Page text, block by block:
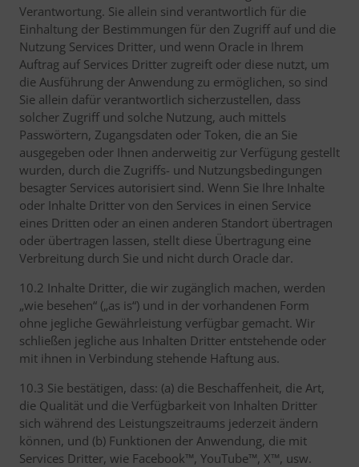
Verantwortung. Sie allein sind verantwortlich für die
Einhaltung der Bestimmungen für den Zugriff auf und die
Nutzung Services Dritter, und wenn Oracle in Ihrem
Auftrag auf Services Dritter zugreift oder diese nutzt, um
die Ausführung der Anwendung zu ermöglichen, so sind
Sie allein dafür verantwortlich sicherzustellen, dass
solcher Zugriff und solche Nutzung, auch mittels
Passwörtern, Zugangsdaten oder Token, die an Sie
ausgegeben oder Ihnen anderweitig zur Verfügung gestellt
wurden, durch die Zugriffs- und Nutzungsbedingungen
besagter Services autorisiert sind. Wenn Sie Ihre Inhalte
oder Inhalte Dritter von den Services in einen Service
eines Dritten oder an einen anderen Standort übertragen
oder übertragen lassen, stellt diese Übertragung eine
Verbreitung durch Sie und nicht durch Oracle dar.
10.2 Inhalte Dritter, die wir zugänglich machen, werden
„wie besehen“ („as is“) und in der vorhandenen Form
ohne jegliche Gewährleistung verfügbar gemacht. Wir
schließen jegliche aus Inhalten Dritter entstehende oder
mit ihnen in Verbindung stehende Haftung aus.
10.3 Sie bestätigen, dass: (a) die Beschaffenheit, die Art,
die Qualität und die Verfügbarkeit von Inhalten Dritter
sich während des Leistungszeitraums jederzeit ändern
können, und (b) Funktionen der Anwendung, die mit
Services Dritter, wie Facebook™, YouTube™, X™, usw.